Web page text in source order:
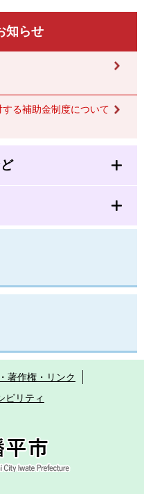
知らせ
る補助金制度について
著作権・リンク
ビリティ